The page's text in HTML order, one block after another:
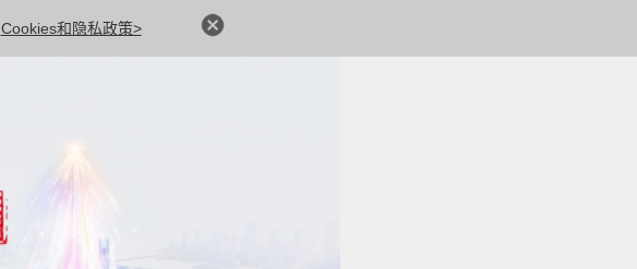
Cookies和隐私政策>